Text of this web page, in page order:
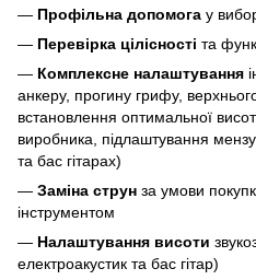
— Профільна допомога у
— Перевірка цілісності та
— Комплексне налаштування
анкеру, прогину грифу,
встановлення оптимальної
виробника, підлаштування
та бас гітарах)
— Заміна струн за умови
інструментом
— Налаштування висоти
електроакустик та бас гітар)